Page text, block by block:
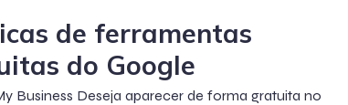
de ferramentas
do Google
Business Deseja aparecer de forma gratuita no